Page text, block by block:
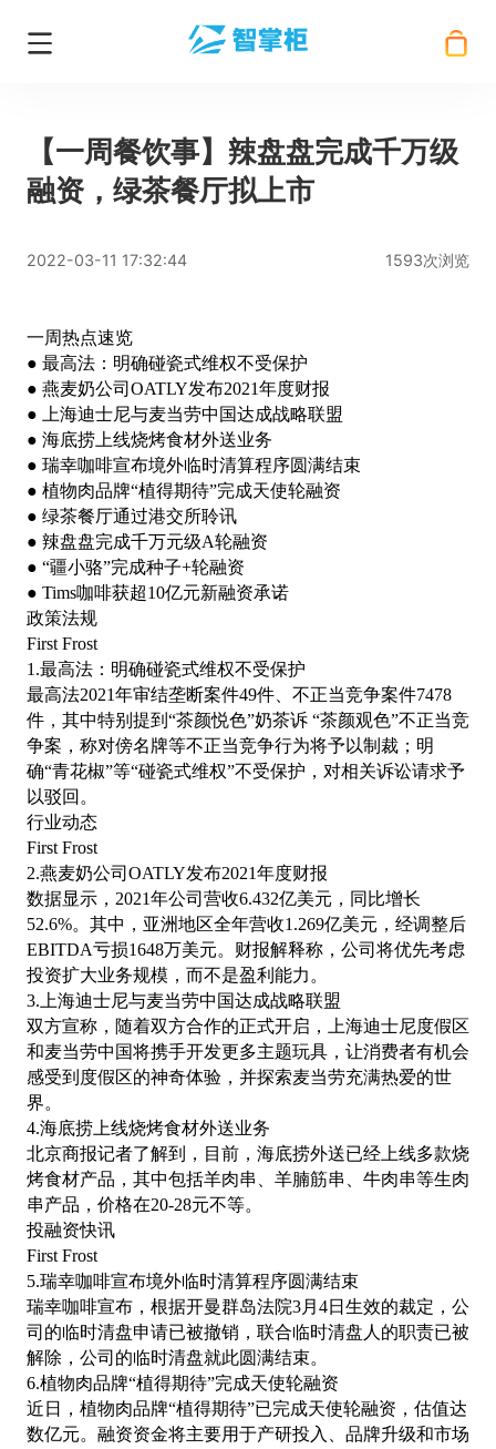
【一周餐饮事】辣盘盘完成千万级
融资，绿茶餐厅拟上市
2022-03-11 17:32:44 1593次浏览
一周热点速览
● 最高法：明确碰瓷式维权不受保护
● 燕麦奶公司OATLY发布2021年度财报
● 上海迪士尼与麦当劳中国达成战略联盟
● 海底捞上线烧烤食材外送业务
● 瑞幸咖啡宣布境外临时清算程序圆满结束
● 植物肉品牌“植得期待”完成天使轮融资
● 绿茶餐厅通过港交所聆讯
● 辣盘盘完成千万元级A轮融资
● “疆小骆”完成种子+轮融资
● Tims咖啡获超10亿元新融资承诺
政策法规
First Frost
1.最高法：明确碰瓷式维权不受保护
最高法2021年审结垄断案件49件、不正当竞争案件7478
件，其中特别提到“茶颜悦色”奶茶诉 “茶颜观色”不正当竞
争案，称对傍名牌等不正当竞争行为将予以制裁；明
确“青花椒”等“碰瓷式维权”不受保护，对相关诉讼请求予
以驳回。
行业动态
First Frost
2.燕麦奶公司OATLY发布2021年度财报
数据显示， 2021年公司营收6.432亿美元，同比增长
52.6%。其中，亚洲地区全年营收1.269亿美元，经调整后
EBITDA亏损1648万美元。财报解释称，公司将优先考虑
投资扩大业务规模，而不是盈利能力。
3.上海迪士尼与麦当劳中国达成战略联盟
双方宣称，随着双方合作的正式开启，上海迪士尼度假区
和麦当劳中国将携手开发更多主题玩具，让消费者有机会
感受到度假区的神奇体验，并探索麦当劳充满热爱的世
界。
4.海底捞上线烧烤食材外送业务
北京商报记者了解到，目前，海底捞外送已经上线多款烧
烤食材产品，其中包括羊肉串、羊腩筋串、牛肉串等生肉
串产品，价格在20-28元不等。
投融资快讯
First Frost
5.瑞幸咖啡宣布境外临时清算程序圆满结束
瑞幸咖啡宣布，根据开曼群岛法院3月4日生效的裁定，公
司的临时清盘申请已被撤销，联合临时清盘人的职责已被
解除，公司的临时清盘就此圆满结束。
6.植物肉品牌“植得期待”完成天使轮融资
近日，植物肉品牌“植得期待”已完成天使轮融资，估值达
数亿元。融资资金将主要用于产研投入、品牌升级和市场